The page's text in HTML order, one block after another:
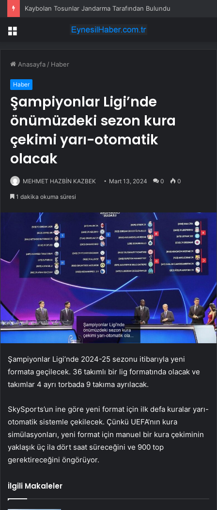
Kaybolan Tosunlar Jandarma Tarafından Bulundu
Menü
Anasayfa / Haber
Haber
Şampiyonlar Ligi’nde
önümüzdeki sezon kura
çekimi yarı-otomatik
olacak
MEHMET HAZBİN KAZBEK Mart 13, 2024 0 0
1 dakika okuma süresi
Şampiyonlar Ligi’nde 2024-25 sezonu itibarıyla yeni
formata geçilecek. 36 takımlı bir lig formatında olacak ve
takımlar 4 ayrı torbada 9 takıma ayrılacak.
SkySports’un ine göre yeni format için ilk defa kuralar yarı-
otomatik sistemle çekilecek. Çünkü UEFA’nın kura
simülasyonları, yeni format için manuel bir kura çekiminin
yaklaşık üç ila dört saat süreceğini ve 900 top
gerektireceğini öngörüyor.
İlgili Makaleler